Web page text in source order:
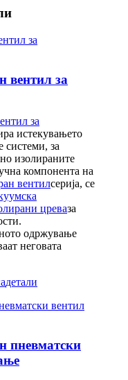
вентил за
за
истекувањето
системи, за
изолираните
компонента на
вентилсерија, се
цреваза
одржување
неговата
детали
пневматски